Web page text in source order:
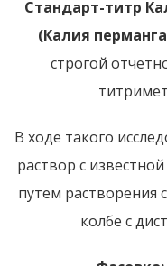
Стандарт-титр
(Калия
строгой
В ходе такого
раствор с
путем
колбе с